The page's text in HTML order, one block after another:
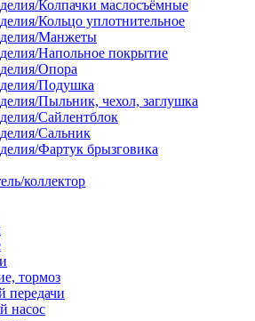
Колпачки маслосъёмные
Кольцо уплотнительное
Манжеты
Напольное покрытие
Опора
Подушка
Пыльник, чехол, заглушка
Сайлентблок
Сальник
Фартук брызговика
коллектор
тормоз
передачи
насос